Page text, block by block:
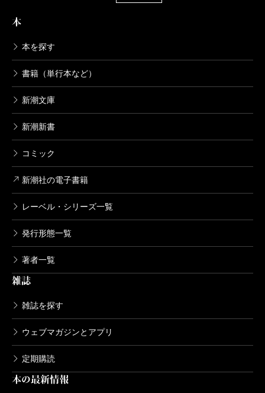
本
本を探す
書籍（単行本など）
新潮文庫
新潮新書
コミック
新潮社の電子書籍
レーベル・シリーズ一覧
発行形態一覧
著者一覧
雑誌
雑誌を探す
ウェブマガジンとアプリ
定期購読
本の最新情報